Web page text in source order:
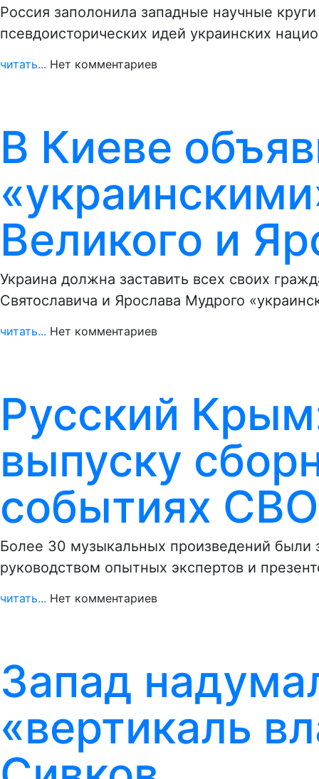
Россия заполонила западные научные
псевдоисторических идей украинских
читать... Нет комментариев
В Киеве
Великого и
Украина должна заставить всех своих
Святославича и Ярослава Мудрого
читать... Нет комментариев
Русский
выпуску
событиях СВО
Более 30 музыкальных произведений были
руководством опытных экспертов и
читать... Нет комментариев
Запад
«вертикаль